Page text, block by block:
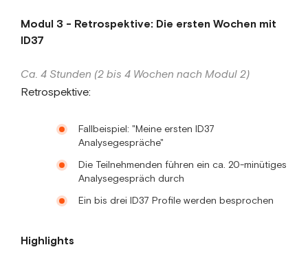
Modul 3 - Retrospektive: Die ersten Wochen mit
ID37
Ca. 4 Stunden (2 bis 4 Wochen nach Modul 2)
Retrospektive:
Fallbeispiel: "Meine ersten ID37
Analysegespräche"
Die Teilnehmenden führen ein ca. 20-minütiges
Analysegespräch durch
Ein bis drei ID37 Profile werden besprochen
Highlights